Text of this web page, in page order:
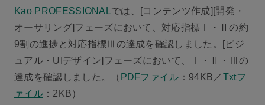
Kao PROFESSIONALでは、[コンテンツ作成][開発・
オーサリング]フェーズにおいて、対応指標Ⅰ・Ⅱの約
9割の進捗と対応指標Ⅲの達成を確認しました。[ビジ
ュアル・UIデザイン]フェーズにおいて、Ⅰ・Ⅱ・Ⅲの
達成を確認しました。（ PDFファイル ：94KB／Txtフ
ァイル：2KB）